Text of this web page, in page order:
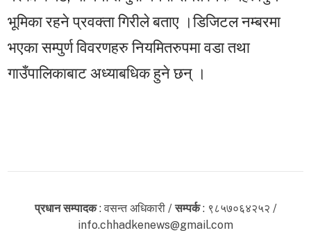
भूमिका रहने प्रवक्ता गिरीले बताए ।डिजिटल नम्बरमा
भएका सम्पुर्ण विवरणहरु नियमितरुपमा वडा तथा
गाउँपालिकाबाट अध्याबधिक हुने छन् ।
प्रधान सम्पादक: वसन्त अधिकारी /सम्पर्क: ९८५७०६४२५२ /
info.chhadkenews@gmail.com